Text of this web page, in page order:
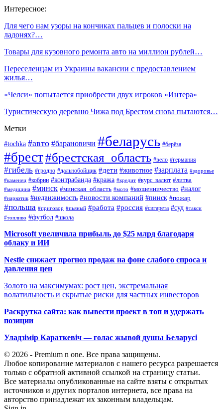
Интересное:
Для чего нам узоры на кончиках пальцев и полоски на
ладонях?…
Товары для кузовного ремонта авто на миллион рублей…
Переселенцам из Украины вакансии с предоставлением
жилья…
«Челси» попытается приобрести двух игроков «Интера»
Туристическую деревню Чижа под Брестом снова пытаются…
Метки
#tochka #авто #барановичи #беларусь #берёза
#брест#брестская_область #вело #германия
#гибель #гродно #дальнобойщик #дети #животное #зарплата #здоровье
#каменец #кобрин #контрабанда #кража #кредит #курс_валют #литва
#медицина #минск #минская_область #мото #мошенничество #налог
#наркотик #недвижимость #новости компаний #пинск #пожар
#польша #приговор #пьяный #работа #россия #сигарета #суд #такси
#топливо #футбол #школа
Microsoft увеличила прибыль до $25 млрд благодаря
облаку и ИИ
Nestle снижает прогноз продаж на фоне слабого спроса и
давления цен
Золото на максимумах: рост цен, экстремальная
волатильность и скрытые риски для частных инвесторов
Раскрутка сайта: как вывести проект в топ и удержать
позиции
Уладзімір Караткевіч — голас жывой душы Беларусі
© 2026 - Premium n one. Все права защищены.
Любое копирование материалов с нашего ресурса разрешается
только с обратной активной ссылкой на страницу статьи.
Все материалы опубликованные на сайте взяты с открытых
источников и других порталов интернета, все права на
авторство принадлежат их законным владельцам.